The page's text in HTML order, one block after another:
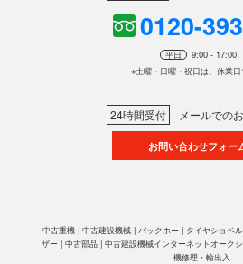
0120-
平日
9:00 - 17:00
※土曜・日曜・祝日は、休業日
24時間受付 メールでの
お問い合わせフォー
中古重機 | 中古建設機械 | バックホー | タイヤショベ
ザー | 中古部品 | 中古建設機械インターネットオーク
機修理・輸出入